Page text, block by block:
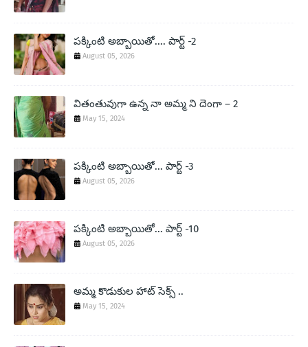
పక్కింటి అబ్బాయితో.... పార్ట్ -2
August 05, 2026
వితంతువుగా ఉన్న నా అమ్మ ని దెంగా – 2
May 15, 2024
పక్కింటి అబ్బాయితో... పార్ట్ -3
August 05, 2026
పక్కింటి అబ్బాయితో... పార్ట్ -10
August 05, 2026
అమ్మ కొడుకుల హాట్ సెక్స్ ..
May 15, 2024